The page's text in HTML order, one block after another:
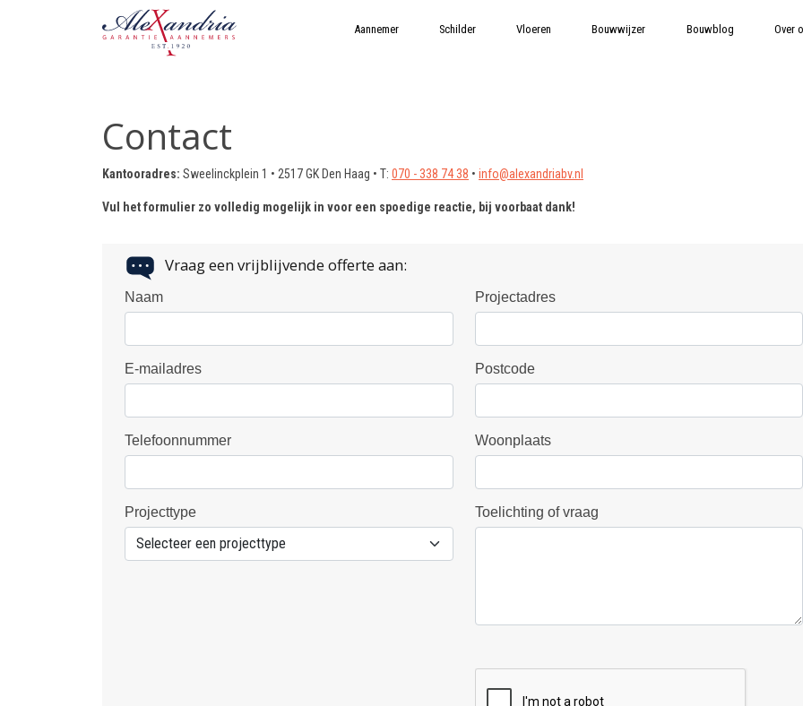
Aannemer Schilder Vloeren Bouwwijzer Bouwblog Over
Contact
Kantooradres: Sweelinckplein 1 • 2517 GK Den Haag • T: 070 - 338 74 38 • info@alexandriabv.nl
Vul het formulier zo volledig mogelijk in voor een spoedige reactie, bij voorbaat dank!
Vraag een vrijblijvende offerte aan:
Naam
E-mailadres
Telefoonnummer
Projecttype
Projectadres
Postcode
Woonplaats
Toelichting of vraag